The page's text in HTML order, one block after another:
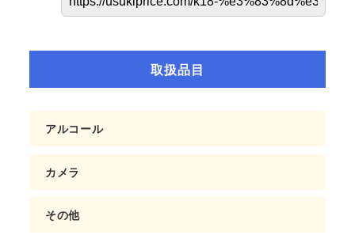
取扱品目
アルコール
カメラ
その他